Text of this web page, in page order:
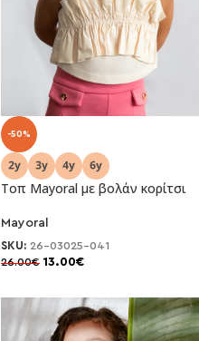
-50%
Τοπ Mayoral με βολάν κορίτσι
Mayoral
SKU: 26-03025-041
26.00€ 13.00€